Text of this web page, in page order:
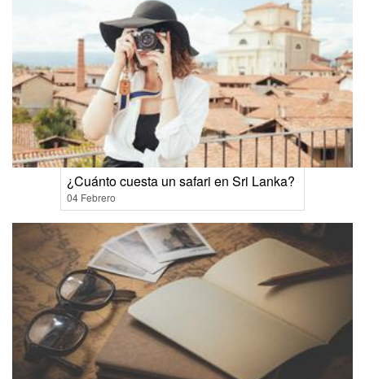
¿Cuánto cuesta un safari en Sri Lanka?
04 Febrero